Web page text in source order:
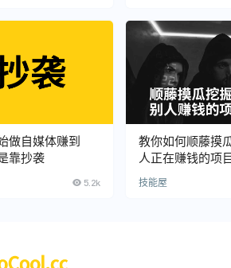
做自媒体赚到
靠抄袭
5.2k
教你如何顺藤摸
人正在赚钱的项
技能屋